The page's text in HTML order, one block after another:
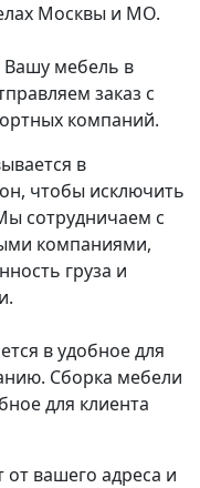
Москвы и МО.
Вашу мебель в
заказ с
компаний.
в
чтобы исключить
сотрудничаем с
компаниями,
груза и
в удобное для
Сборка мебели
для клиента
от вашего адреса и